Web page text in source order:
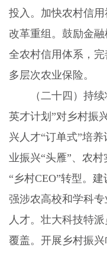
投入。加快农村信
改革重组。鼓励金
全农村信用体系，
多层次农业保险。
（二十四）持
英才计划”对乡村振
兴人才“订单式”培
业振兴“头雁”、农
“乡村CEO”转型。
强涉农高校和学科
人才。壮大科技特
覆盖。开展乡村振